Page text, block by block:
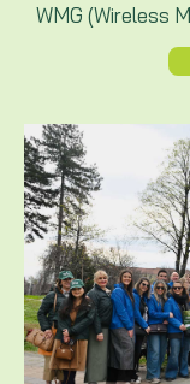
WMG (Wireless